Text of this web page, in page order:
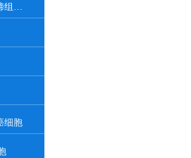
L-WRN 小鼠皮下结缔组织细胞系
细胞